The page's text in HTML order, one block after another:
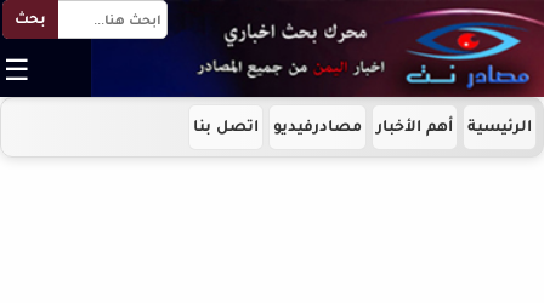
بحث
☰
الرئيسية أهم الأخبار مصادرفيديو اتصل بنا